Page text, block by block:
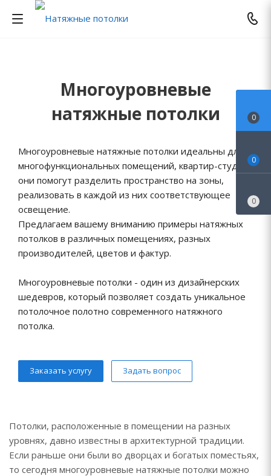
Многоуровневые
натяжные потолки
Многоуровневые натяжные потолки идеальны для
многофункциональных помещений, квартир-студий,
они помогут разделить пространство на зоны,
реализовать в каждой из них соответствующее
освещение.
Предлагаем вашему вниманию примеры натяжных
потолков в различных помещениях, разных
производителей, цветов и фактур.
Многоуровневые потолки - один из дизайнерских
шедевров, который позволяет создать уникальное
потолочное полотно современного натяжного
потолка.
Заказать услугу Задать вопрос
Потолки, расположенные в помещении на разных
уровнях, давно известны в архитектурной традиции.
Если раньше они были во дворцах и богатых поместьях,
то сегодня многоуровневые натяжные потолки можно
0
0
0